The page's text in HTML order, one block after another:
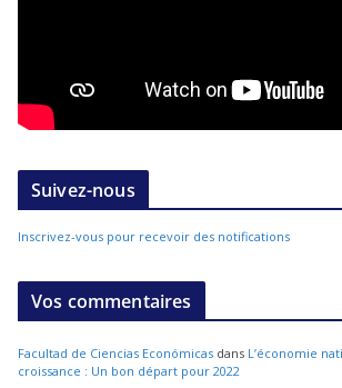
Suivez-nous
Inscrivez-vous pour recevoir des notifications
Vos commentaires
Facultad de Ciencias Económicas dans L’économie
croissance : Un bon départ pour 2022